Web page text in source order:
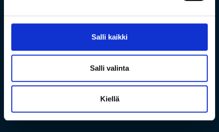
Salli kaikki
Salli valinta
Kiellä